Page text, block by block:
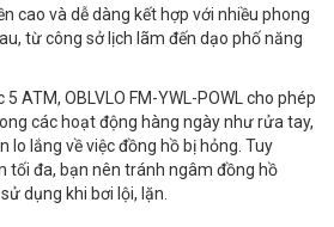
cao và dễ dàng kết hợp với nhiều phong
từ công sở lịch lãm đến dạo phố năng
ATM, OBLVLO FM-YWL-POWL cho phép
các hoạt động hàng ngày như rửa tay,
lo lắng về việc đồng hồ bị hỏng. Tuy
tối đa, bạn nên tránh ngâm đồng hồ
dụng khi bơi lội, lặn.